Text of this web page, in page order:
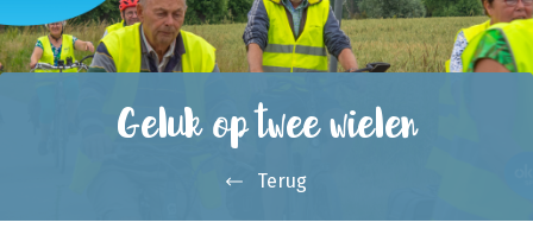
Geluk op twee wielen
Terug